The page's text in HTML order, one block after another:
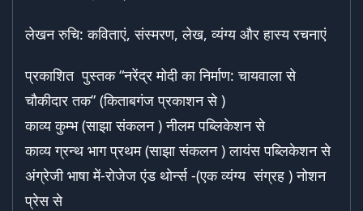
लेखन रुचि: कविताएं, संस्मरण, लेख, व्यंग्य और हास्य रचनाएं
प्रकाशित पुस्तक “नरेंद्र मोदी का निर्माण: चायवाला से
चौकीदार तक” (किताबगंज प्रकाशन से )
काव्य कुम्भ (साझा संकलन ) नीलम पब्लिकेशन से
काव्य ग्रन्थ भाग प्रथम (साझा संकलन ) लायंस पब्लिकेशन से
अंग्रेजी भाषा में-रोजेज एंड थोर्न्स-(एक व्यंग्य संग्रह ) नोशन
प्रेस से